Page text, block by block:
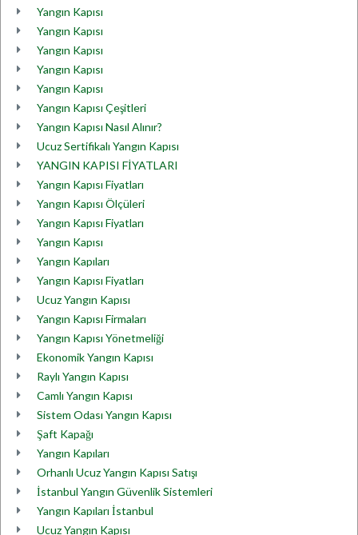
Yangın Kapısı
Yangın Kapısı
Yangın Kapısı
Yangın Kapısı
Yangın Kapısı
Yangın Kapısı Çeşitleri
Yangın Kapısı Nasıl Alınır?
Ucuz Sertifikalı Yangın Kapısı
YANGIN KAPISI FİYATLARI
Yangın Kapısı Fiyatları
Yangın Kapısı Ölçüleri
Yangın Kapısı Fiyatları
Yangın Kapısı
Yangın Kapıları
Yangın Kapısı Fiyatları
Ucuz Yangın Kapısı
Yangın Kapısı Firmaları
Yangın Kapısı Yönetmeliği
Ekonomik Yangın Kapısı
Raylı Yangın Kapısı
Camlı Yangın Kapısı
Sistem Odası Yangın Kapısı
Şaft Kapağı
Yangın Kapıları
Orhanlı Ucuz Yangın Kapısı Satışı
İstanbul Yangın Güvenlik Sistemleri
Yangın Kapıları İstanbul
Ucuz Yangın Kapısı